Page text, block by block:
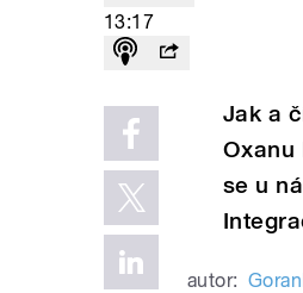
13:17
Jak a
Oxanu
se u
autor: